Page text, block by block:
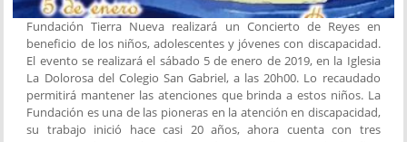
Fundación Tierra Nueva realizará un Concierto de Reyes en
beneficio de los niños, adolescentes y jóvenes con discapacidad.
El evento se realizará el sábado 5 de enero de 2019, en la Iglesia
La Dolorosa del Colegio San Gabriel, a las 20h00. Lo recaudado
permitirá mantener las atenciones que brinda a estos niños. La
Fundación es una de las pioneras en la atención en discapacidad,
su trabajo inició hace casi 20 años, ahora cuenta con tres